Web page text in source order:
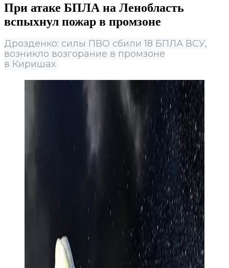
При атаке БПЛА на Ленобласть
вспыхнул пожар в промзоне
Дрозденко: силы ПВО сбили 18 БПЛА ВСУ,
возникло возгорание в промзоне
в Киришах